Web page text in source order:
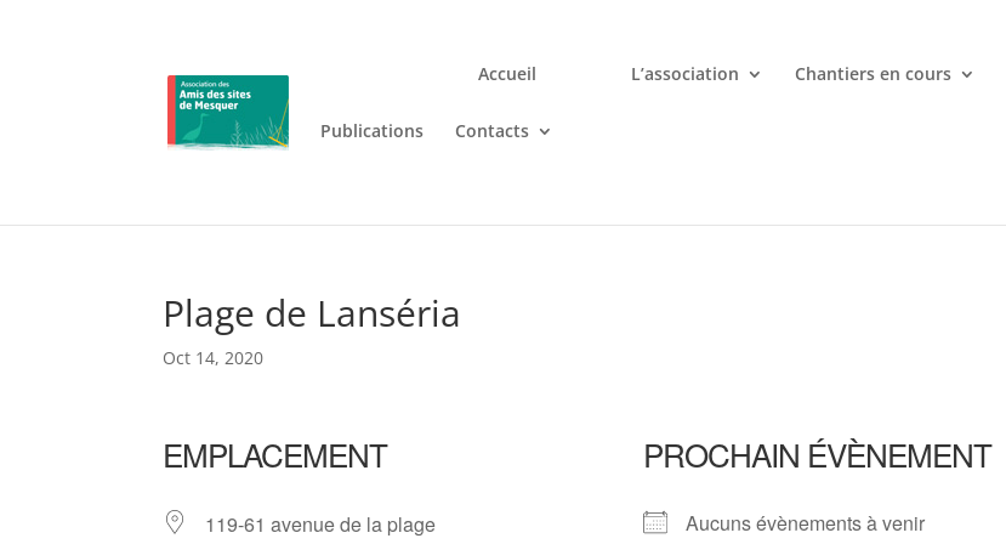
Accueil L’association Chantiers en cours
Publications Contacts
Jouez n’importe où et n’importe quand avec votre smartphone chez
Plage de Lanséria
Oct 14, 2020
EMPLACEMENT
119-61 avenue de la plage
PROCHAIN ÉVÈNEMENT
Aucuns évènements à venir